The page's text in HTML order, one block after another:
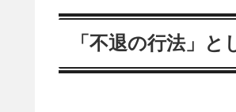
「不退の行法」